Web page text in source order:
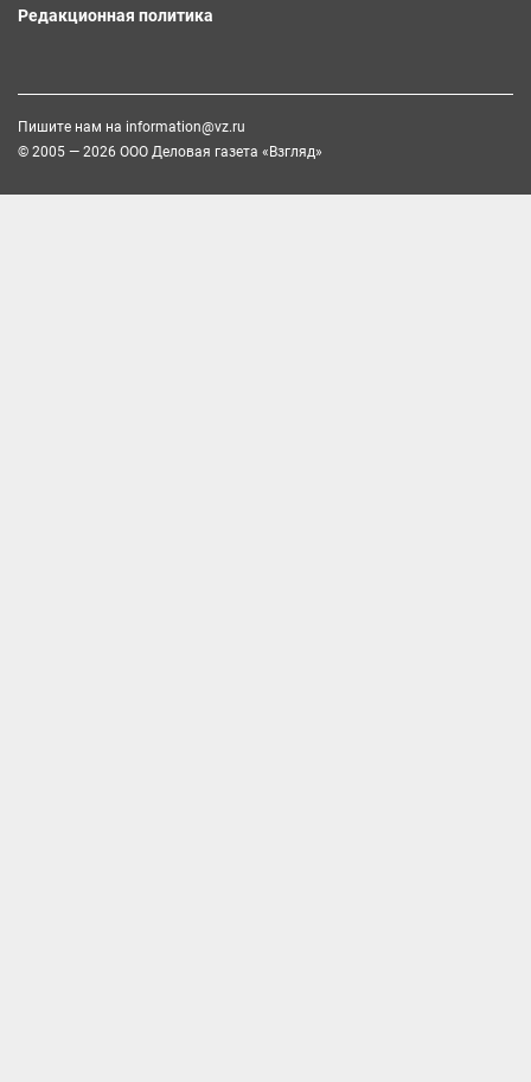
Редакционная политика
Пишите нам на information@vz.ru
© 2005 — 2026 ООО Деловая газета «Взгляд»